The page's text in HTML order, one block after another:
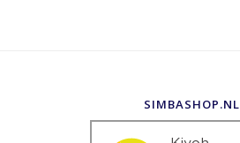
SIMBASHOP.NL